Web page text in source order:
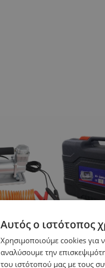
Αυτός ο ιστότοπος
Χρησιμοποιούμε cookies για
αναλύσουμε την
του ιστότοπού μας με τους